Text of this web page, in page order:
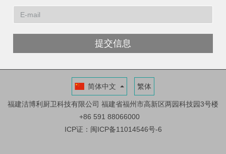
提交信息
简体中文 繁体
福建洁博利厨卫科技有限公司 福建省福州市高新区两园科技园3号楼
+86 591 88066000
ICP证：闽ICP备11014546号-6